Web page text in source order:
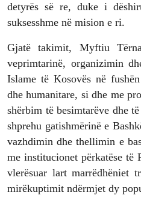
detyrës së re, duke i
suksesshme në mision e ri.
Gjatë takimit, Myftiu
veprimtarinë, organizimin
Islame të Kosovës në
dhe humanitare, si dhe me
shërbim të besimtarëve dhe
shprehu gatishmërinë e
vazhdimin dhe thellimin e
me institucionet përkatëse të
vlerësuar lart marrëdhëniet
mirëkuptimit ndërmjet dy